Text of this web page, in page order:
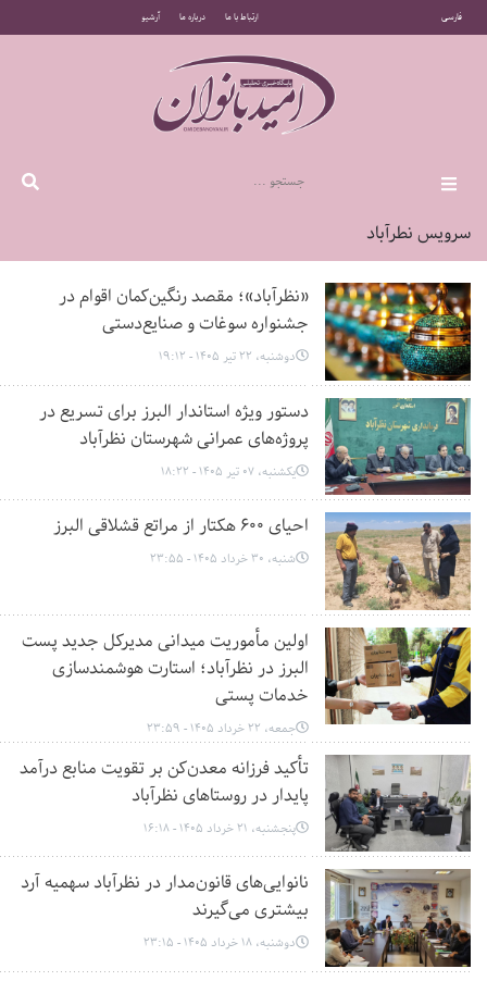
فارسی ارتباط با ما درباره ما آرشیو
سرویس نطرآباد
«نظرآباد»؛ مقصد رنگین‌کمان اقوام در
جشنواره سوغات و صنایع‌دستی
دوشنبه، 22 تیر 1405 - 19:12
دستور ویژه استاندار البرز برای تسریع در
پروژه‌های عمرانی شهرستان نظرآباد
یکشنبه، 07 تیر 1405 - 18:22
احیای ۶۰۰ هکتار از مراتع قشلاقی البرز
شنبه، 30 خرداد 1405 - 23:55
اولین مأموریت میدانی مدیرکل جدید پست
البرز در نظرآباد؛ استارت هوشمندسازی
خدمات پستی
جمعه، 22 خرداد 1405 - 23:59
تأکید فرزانه معدن‌کن بر تقویت منابع درآمد
پایدار در روستاهای نظرآباد
پنجشنبه، 21 خرداد 1405 - 16:18
نانوایی‌های قانون‌مدار در نظرآباد سهمیه آرد
بیشتری می‌گیرند
دوشنبه، 18 خرداد 1405 - 23:15